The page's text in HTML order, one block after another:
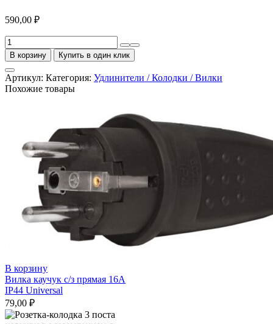
590,00 ₽
Количество
товара
Удлинитель
3
гнезда
7
заземлением
Universal
В корзину Купить в один клик
Артикул: Категория: Удлинители / Колодки / Вилки
Похожие товары
В корзину
Вилка каучук с/з прямая 16А
IP44 Universal
79,00 ₽